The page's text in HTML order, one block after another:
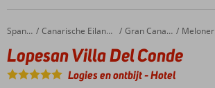
shuttleservice
strand
3-kamer
Home Spanje Canarische Eilanden Gran Canaria Meloneras
Lopesan Villa Del Conde
Lopesan Villa Del Conde
Logies en ontbijt-Hotel